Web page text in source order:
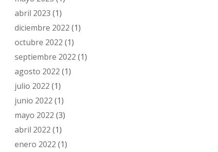
abril 2023 (1)
diciembre 2022 (1)
octubre 2022 (1)
septiembre 2022 (1)
agosto 2022 (1)
julio 2022 (1)
junio 2022 (1)
mayo 2022 (3)
abril 2022 (1)
enero 2022 (1)